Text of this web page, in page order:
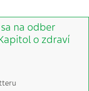
na odber
o zdraví